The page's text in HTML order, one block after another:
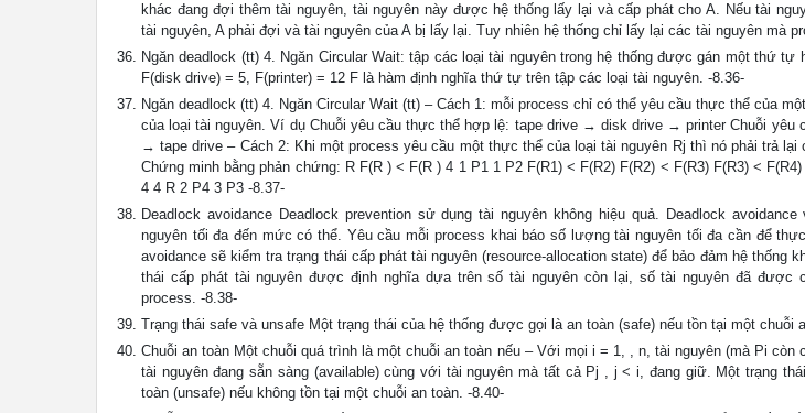
khác đang đợi thêm tài nguyên, tài nguyên này được hệ thống lấy lại và cấp phát cho A. Nếu tài
tài nguyên, A phải đợi và tài nguyên của A bị lấy lại. Tuy nhiên hệ thống chỉ lấy lại các tài nguyên mà
Ngăn deadlock (tt) 4. Ngăn Circular Wait: tập các loại tài nguyên trong hệ thống được gán một thứ tự
F(disk drive) = 5, F(printer) = 12 F là hàm định nghĩa thứ tự trên tập các loại tài nguyên. -8.36-
Ngăn deadlock (tt) 4. Ngăn Circular Wait (tt) – Cách 1: mỗi process chỉ có thể yêu cầu thực thể của
của loại tài nguyên. Ví dụ Chuỗi yêu cầu thực thể hợp lệ: tape drive → disk drive → printer Chuỗi yêu
→ tape drive – Cách 2: Khi một process yêu cầu một thực thể của loại tài nguyên Rj thì nó phải trả
Chứng minh bằng phản chứng: R F(R ) < F(R ) 4 1 P1 1 P2 F(R1) < F(R2) F(R2) < F(R3) F(R3) <
4 4 R 2 P4 3 P3 -8.37-
Deadlock avoidance Deadlock prevention sử dụng tài nguyên không hiệu quả. Deadlock
nguyên tối đa đến mức có thể. Yêu cầu mỗi process khai báo số lượng tài nguyên tối đa cần để
avoidance sẽ kiểm tra trạng thái cấp phát tài nguyên (resource-allocation state) để bảo đảm hệ thống
thái cấp phát tài nguyên được định nghĩa dựa trên số tài nguyên còn lại, số tài nguyên đã được
process. -8.38-
Trạng thái safe và unsafe Một trạng thái của hệ thống được gọi là an toàn (safe) nếu tồn tại một chuỗi
Chuỗi an toàn Một chuỗi quá trình là một chuỗi an toàn nếu – Với mọi i = 1, , n, tài nguyên (mà Pi
tài nguyên đang sẵn sàng (available) cùng với tài nguyên mà tất cả Pj , j < i, đang giữ. Một trạng
toàn (unsafe) nếu không tồn tại một chuỗi an toàn. -8.40-